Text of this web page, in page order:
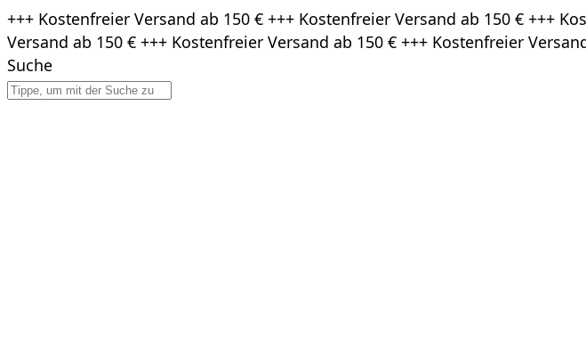
Zum
Inhalt
springen
+++ Kostenfreier Versand ab 150 € +++ Kostenfreier Versand ab 150 € +++
Versand ab 150 € +++ Kostenfreier Versand ab 150 € +++ Kostenfreier
Suche